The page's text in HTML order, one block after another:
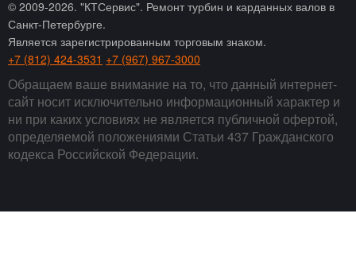
© 2009-2026. "КТСервис". Ремонт турбин и карданных валов в
Санкт-Петербурге.
Является зарегистрированным торговым знаком.
+7 (812) 424-3531 +7 (967) 967-3000
Обращаем ваше внимание на то, что данный интернет-
сайт носит исключительно информационный характер и
ни при каких условиях не является публичной офертой,
определяемой положениями Статьи 437 Гражданского
кодекса Российской Федерации.